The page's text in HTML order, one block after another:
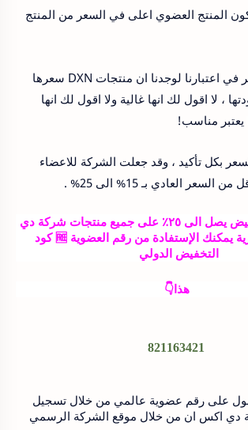
المنتج العضوي اعلى في السعر من المنتج
فلو وضعنا هذا الأمر في اعتبارنا لوجدنا ان منتجات DXN سعرها
، لا اقول لك انها غالية ولا اقول لك انها
مناسب!
بكل تأكيد ، وقد جعلت الشركة للاعضاء
العادي بـ 15% الى 25% .
للحصول على تخفيض يصل الى ٢٥٪ على جميع منتجات شركة دي
اكس ان الماليزية يمكنك الإستفادة من رقم العضوية 🆓 كود
التخفيض الدولي
هذا👇
821163421
على رقم عضوية عالمي من خلال تسجيل
اكس ان من خلال موقع الشركة الرسمي